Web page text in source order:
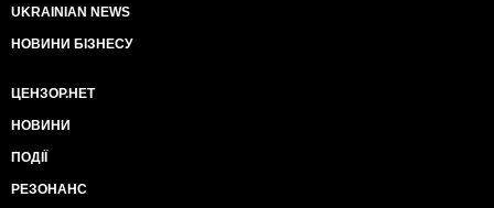
UKRAINIAN NEWS
НОВИНИ БІЗНЕСУ
ЦЕНЗОР.НЕТ
НОВИНИ
ПОДІЇ
РЕЗОНАНС